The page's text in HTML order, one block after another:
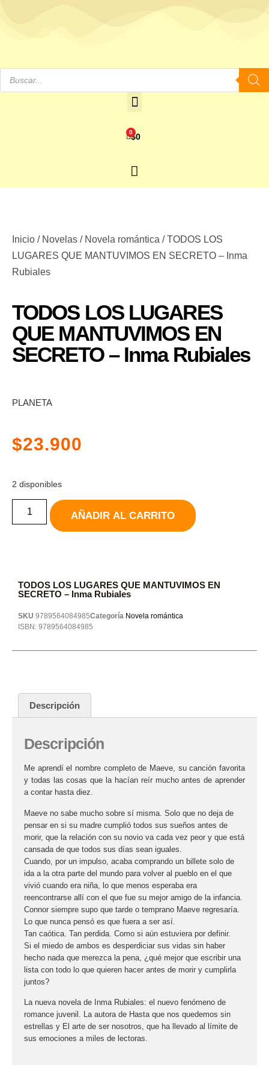
$0
0
Inicio / Novelas / Novela romántica / TODOS LOS
LUGARES QUE MANTUVIMOS EN SECRETO – Inma
Rubiales
TODOS LOS LUGARES
QUE MANTUVIMOS EN
SECRETO – Inma Rubiales
PLANETA
$23.900
2 disponibles
AÑADIR AL CARRITO
TODOS LOS LUGARES QUE MANTUVIMOS EN
SECRETO – Inma Rubiales
SKU 9789564084985Categoría Novela romántica
ISBN: 9789564084985
Descripción
Descripción
Me aprendí el nombre completo de Maeve, su canción favorita
y todas las cosas que la hacían reír mucho antes de aprender
a contar hasta diez.
Maeve no sabe mucho sobre sí misma. Solo que no deja de
pensar en si su madre cumplió todos sus sueños antes de
morir, que la relación con su novio va cada vez peor y que está
cansada de que todos sus días sean iguales.
Cuando, por un impulso, acaba comprando un billete solo de
ida a la otra parte del mundo para volver al pueblo en el que
vivió cuando era niña, lo que menos esperaba era
reencontrarse allí con el que fue su mejor amigo de la infancia.
Connor siempre supo que tarde o temprano Maeve regresaría.
Lo que nunca pensó es que fuera a ser así.
Tan caótica. Tan perdida. Como si aún estuviera por definir.
Si el miedo de ambos es desperdiciar sus vidas sin haber
hecho nada que merezca la pena, ¿qué mejor que escribir una
lista con todo lo que quieren hacer antes de morir y cumplirla
juntos?
La nueva novela de Inma Rubiales: el nuevo fenómeno de
romance juvenil. La autora de Hasta que nos quedemos sin
estrellas y El arte de ser nosotros, que ha llevado al límite de
sus emociones a miles de lectoras.